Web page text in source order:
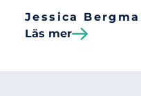
Jessica
Läs mer